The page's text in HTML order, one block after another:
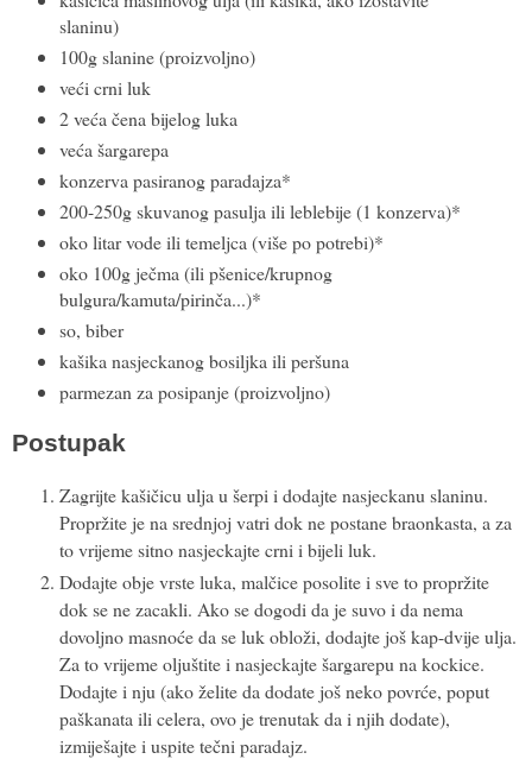
slaninu)
100g slanine (proizvoljno)
veći crni luk
2 veća čena bijelog luka
veća šargarepa
konzerva pasiranog paradajza*
200-250g skuvanog pasulja ili leblebije (1 konzerva)*
oko litar vode ili temeljca (više po potrebi)*
oko 100g ječma (ili pšenice/krupnog
bulgura/kamuta/pirinča...)*
so, biber
kašika nasjeckanog bosiljka ili peršuna
parmezan za posipanje (proizvoljno)
Postupak
Zagrijte kašičicu ulja u šerpi i dodajte nasjeckanu slaninu.
Propržite je na srednjoj vatri dok ne postane braonkasta, a za
to vrijeme sitno nasjeckajte crni i bijeli luk.
Dodajte obje vrste luka, malčice posolite i sve to propržite
dok se ne zacakli. Ako se dogodi da je suvo i da nema
dovoljno masnoće da se luk obloži, dodajte još kap-dvije ulja.
Za to vrijeme oljuštite i nasjeckajte šargarepu na kockice.
Dodajte i nju (ako želite da dodate još neko povrće, poput
paškanata ili celera, ovo je trenutak da i njih dodate),
izmiješajte i uspite tečni paradajz.